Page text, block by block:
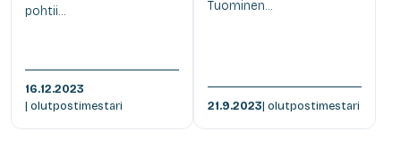
pohtii...
16.12.2023
| olutpostimestari
Tuominen...
21.9.2023| olutpostimestari